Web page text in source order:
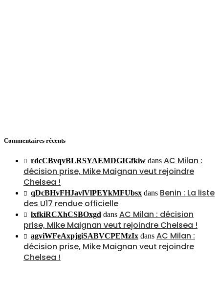
Commentaires récents
rdcCBvqvBLRSYAEMDGIGfkiw dans AC Milan :
décision prise, Mike Maignan veut rejoindre
Chelsea !
qDcBHvFHJavlVlPEYkMFUbsx dans Benin : La liste
des U17 rendue officielle
lxfkiRCXhCSBOxgd dans AC Milan : décision
prise, Mike Maignan veut rejoindre Chelsea !
agviWFeAxpjgiSABVCPEMzIx dans AC Milan :
décision prise, Mike Maignan veut rejoindre
Chelsea !